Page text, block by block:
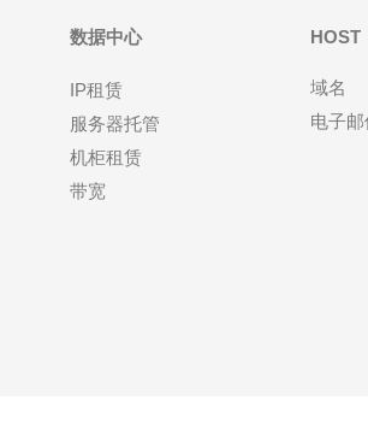
数据中心
IP租赁
服务器托管
机柜租赁
带宽
HOST
域名
电子